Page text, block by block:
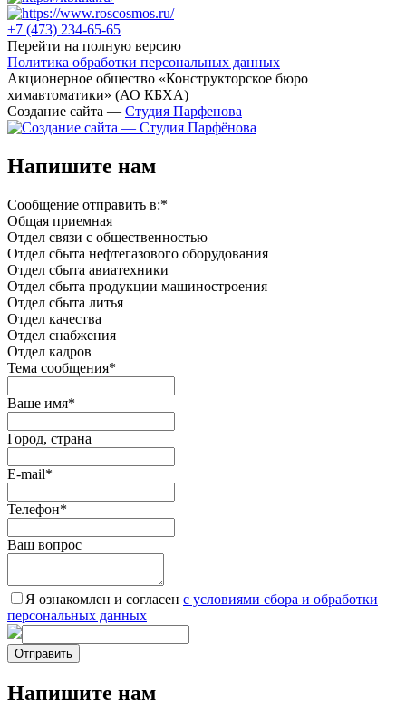
+7 (473) 234-65-65
Перейти на полную версию
Политика обработки персональных данных
Акционерное общество «Конструкторское бюро
химавтоматики» (АО КБХА)
Создание сайта — Студия Парфенова
Напишите нам
Сообщение отправить в:*
Общая приемная
Отдел связи с общественностью
Oтдел сбыта нефтегазового оборудования
Отдел сбыта авиатехники
Отдел сбыта продукции машиностроения
Отдел сбыта литья
Отдел качества
Oтдел снабжения
Отдел кадров
Тема сообщения*
Ваше имя*
Город, страна
E-mail*
Телефон*
Ваш вопрос
Я ознакомлен и согласен c условиями сбора и обработки
персональных данных
Отправить
Напишите нам